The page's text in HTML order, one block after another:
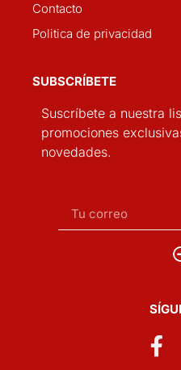
Contacto
Politica de privacidad
SUBSCRÍBETE
Suscríbete a nuestra
promociones
novedades.